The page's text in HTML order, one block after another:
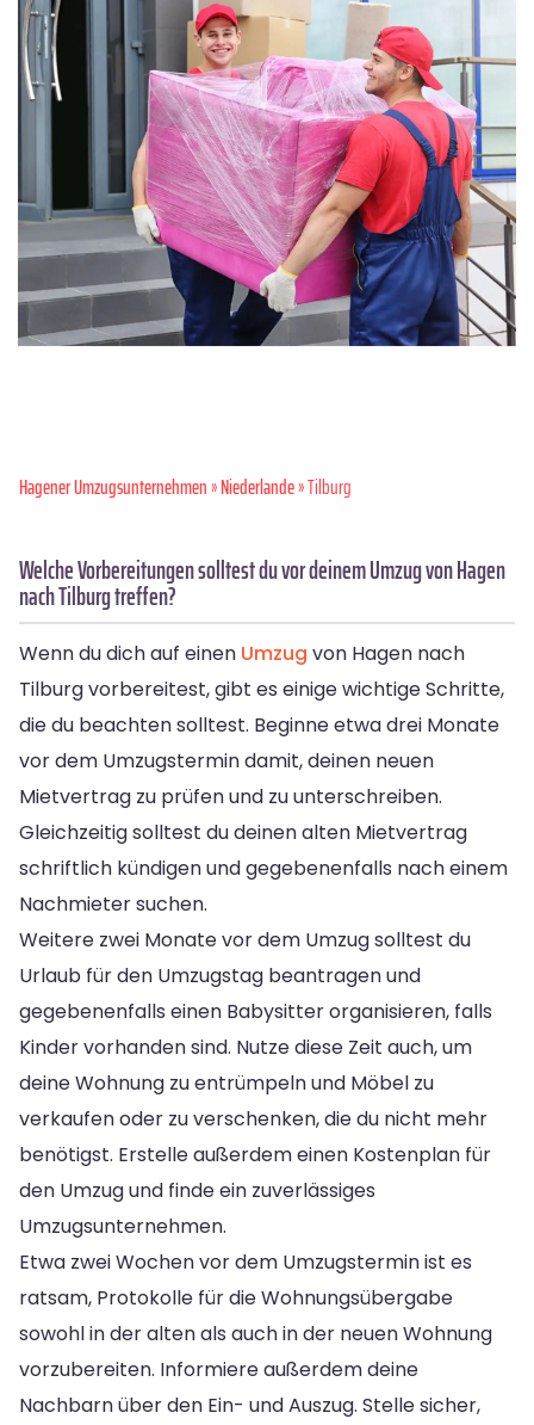
Hagener Umzugsunternehmen»Niederlande» Tilburg
Welche Vorbereitungen solltest du vor deinem Umzug von Hagen
nach Tilburg treffen?
Wenn du dich auf einen Umzug von Hagen nach
Tilburg vorbereitest, gibt es einige wichtige Schritte,
die du beachten solltest. Beginne etwa drei Monate
vor dem Umzugstermin damit, deinen neuen
Mietvertrag zu prüfen und zu unterschreiben.
Gleichzeitig solltest du deinen alten Mietvertrag
schriftlich kündigen und gegebenenfalls nach einem
Nachmieter suchen.
Weitere zwei Monate vor dem Umzug solltest du
Urlaub für den Umzugstag beantragen und
gegebenenfalls einen Babysitter organisieren, falls
Kinder vorhanden sind. Nutze diese Zeit auch, um
deine Wohnung zu entrümpeln und Möbel zu
verkaufen oder zu verschenken, die du nicht mehr
benötigst. Erstelle außerdem einen Kostenplan für
den Umzug und finde ein zuverlässiges
Umzugsunternehmen.
Etwa zwei Wochen vor dem Umzugstermin ist es
ratsam, Protokolle für die Wohnungsübergabe
sowohl in der alten als auch in der neuen Wohnung
vorzubereiten. Informiere außerdem deine
Nachbarn über den Ein- und Auszug. Stelle sicher,